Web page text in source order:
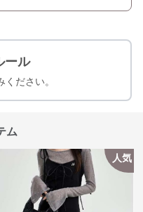
ール
ださい。
ム
人気